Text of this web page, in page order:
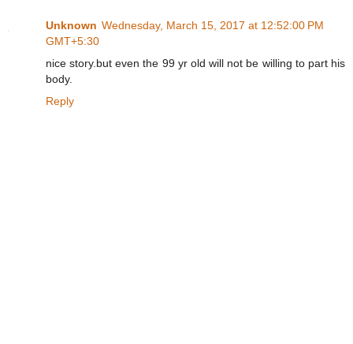
Unknown Wednesday, March 15, 2017 at 12:52:00 PM
GMT+5:30
nice story.but even the 99 yr old will not be willing to part his
body.
Reply